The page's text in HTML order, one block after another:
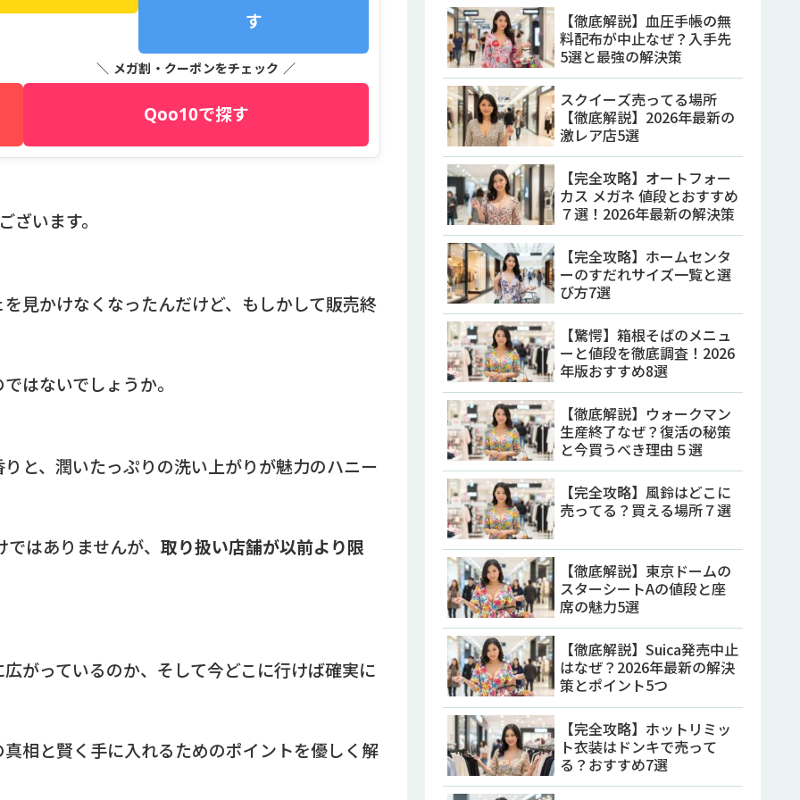
す
＼ メガ割・クーポンをチェック ／
Qoo10で探す
います。
見かけなくなったんだけど、もしかして販売終
はないでしょうか。
と、潤いたっぷりの洗い上がりが魅力のハニー
はありませんが、 取り扱い店舗が以前より限
がっているのか、そして今どこに行けば確実に
相と賢く手に入れるためのポイントを優しく解
【徹底解説】血圧手帳の無
料配布が中止なぜ？入手先
5選と最強の解決策
スクイーズ売ってる場所
【徹底解説】2026年最新の
激レア店5選
【完全攻略】オートフォー
カス メガネ 値段とおすすめ
７選！2026年最新の解決策
【完全攻略】ホームセンタ
ーのすだれサイズ一覧と選
び方7選
【驚愕】箱根そばのメニュ
ーと値段を徹底調査！2026
年版おすすめ8選
【徹底解説】ウォークマン
生産終了なぜ？復活の秘策
と今買うべき理由５選
【完全攻略】風鈴はどこに
売ってる？買える場所７選
【徹底解説】東京ドームの
スターシートAの値段と座
席の魅力5選
【徹底解説】Suica発売中止
はなぜ？2026年最新の解決
策とポイント5つ
【完全攻略】ホットリミッ
ト衣装はドンキで売って
る？おすすめ7選